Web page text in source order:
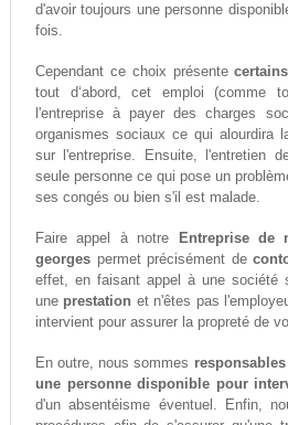
d'avoir toujours une personne
fois.
Cependant ce choix présente
tout d‘abord, cet emploi (comme
l'entreprise à payer des charges
organismes sociaux ce qui alourdira
sur l'entreprise. Ensuite, l'entretien
seule personne ce qui pose un
ses congés ou bien s'il est malade.
Faire appel à notre
Entreprise de
georgespermet précisément de
effet, en faisant appel à une société
une prestation et n'êtes pas
intervient pour assurer la propreté de
En outre, nous sommes
une personne disponible pour
d'un absentéisme éventuel. Enfin,